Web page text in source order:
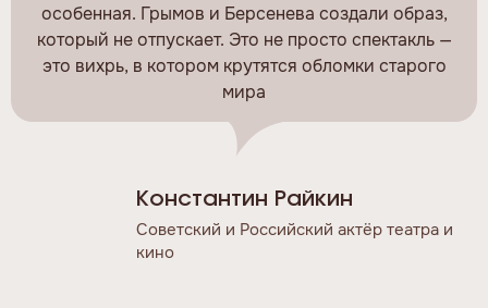
Константин Райкин
Советский и Российский актёр театра и
кино
особенная. Грымов и Берсенева создали образ,
который не отпускает. Это не просто спектакль —
это вихрь, в котором крутятся обломки старого
мира